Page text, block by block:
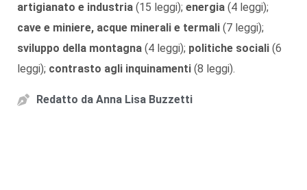
artigianato e industria (15 leggi); energia (4 leggi);
cave e miniere, acque minerali e termali (7 leggi);
sviluppo della montagna (4 leggi); politiche sociali (6
leggi); contrasto agli inquinamenti (8 leggi).
Redatto da Anna Lisa Buzzetti